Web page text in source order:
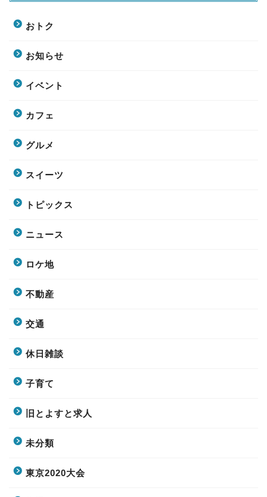
おトク
お知らせ
イベント
カフェ
グルメ
スイーツ
トピックス
ニュース
ロケ地
不動産
交通
休日雑談
子育て
旧とよすと求人
未分類
東京2020大会